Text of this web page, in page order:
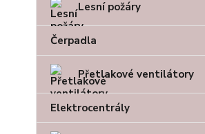
Lesní požáry
Čerpadla
Přetlakové ventilátory
Elektrocentrály